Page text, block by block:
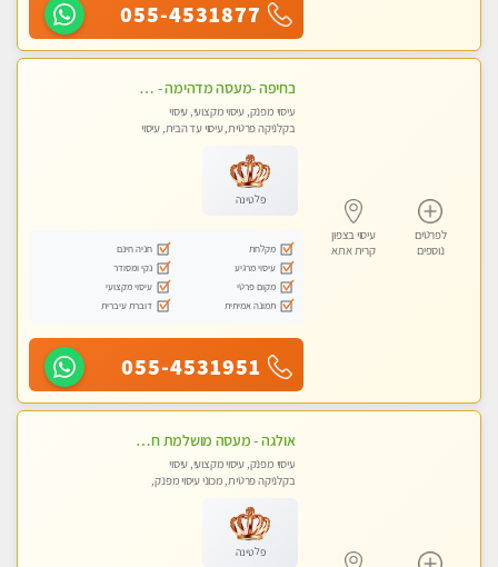
055-4531877
לפרטים
נוספים
עיסוי בצפון
קרית אתא
בחיפה -מעסה מדהימה - כל סוגי העיסויים מעסה מקצועית ואיכותית פרטי!!!
עיסוי מפנק, עיסוי מקצועי, עיסוי
בקלניקה פרטית, עיסוי עד הבית, עיסוי
פלטינה
מקלחת
חניה חינם
עיסוי מרגיע
נקי ומסודר
מקום פרטי
עיסוי מקצועי
תמונה אמיתית
דוברת עיברית
055-4531951
אולגה - מעסה מושלמת חדשה בעיר ! בחיפה- טל 052-5738058
עיסוי מפנק, עיסוי מקצועי, עיסוי
בקלניקה פרטית, מכוני עיסוי מפנק,
פלטינה